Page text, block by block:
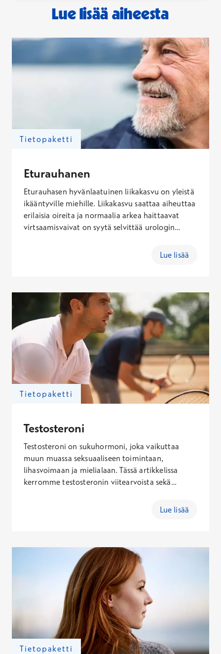
Lue lisää aiheesta
Tietopaketti
Eturauhanen
Eturauhasen hyvänlaatuinen liikakasvu on yleistä
ikääntyville miehille. Liikakasvu saattaa aiheuttaa
erilaisia oireita ja normaalia arkea haittaavat
virtsaamisvaivat on syytä selvittää urologin
ja lääkärintutkimuksen perusteella voidaanLue lisää
Tietopaketti
Testosteroni
Testosteroni on sukuhormoni, joka vaikuttaa
muun muassa seksuaaliseen toimintaan,
lihasvoimaan ja mielialaan. Tässä artikkelissa
kerromme testosteronin viitearvoista sekä
testosteroni pyritään ensisijaisesti hoitamaan
laboratoriotutkimuksella.
Lue lisää
Tietopaketti